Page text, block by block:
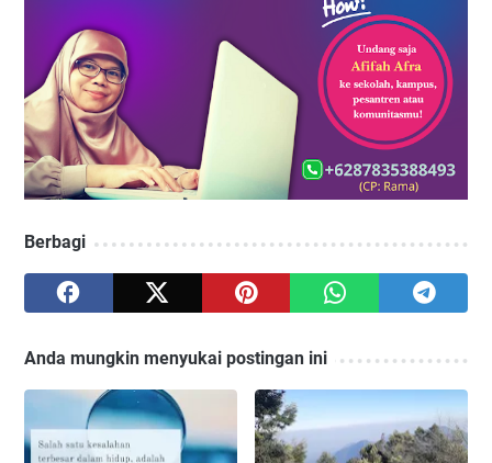
Berbagi
Anda mungkin menyukai postingan ini